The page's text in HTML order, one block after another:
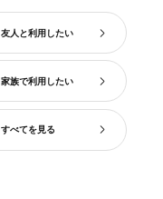
友人と利用したい
家族で利用したい
すべてを見る